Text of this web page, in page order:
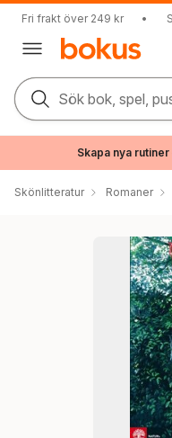
Fri frakt över 249 kr •
Sök bok, spel,
Skapa nya
Skönlitteratur Romaner